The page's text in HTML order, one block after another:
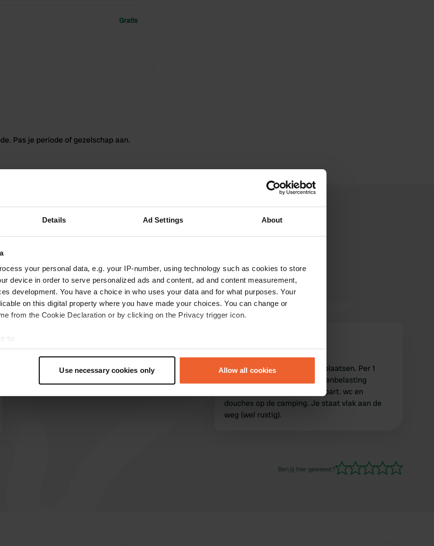
Details Ad Settings About
your personal data, e.g. your IP-number, using technology such as cookies to store
device in order to serve personalized ads and content, ad and content measurement,
development. You have a choice in who uses your data and for what purposes. Your
on this digital property where you have made your choices. You can change or
from the Cookie Declaration or by clicking on the Privacy trigger icon.
to:
geographical location which can be accurate to within several meters
personal data is processed and set your preferences in the
content and ads, to provide social media features and to analyse our traffic. We also share
site with our social media, advertising and analytics partners who may combine it with
Use necessary cookies only Allow all cookies
Gratis
Pas je periode of gezelschap aan.
jun. 2020
mooie camping met alle voorzieningen voor een
nov. 2018
Voor de camping gestaan, 4 plaatsen. Per 1
januari 8,50 en 2 euro toeristenbelasting
oftewel 10,50. Stroom gaat apart. wc en
douches op de camping. Je staat vlak aan de
weg (wel rustig).
Ben jij hier geweest?